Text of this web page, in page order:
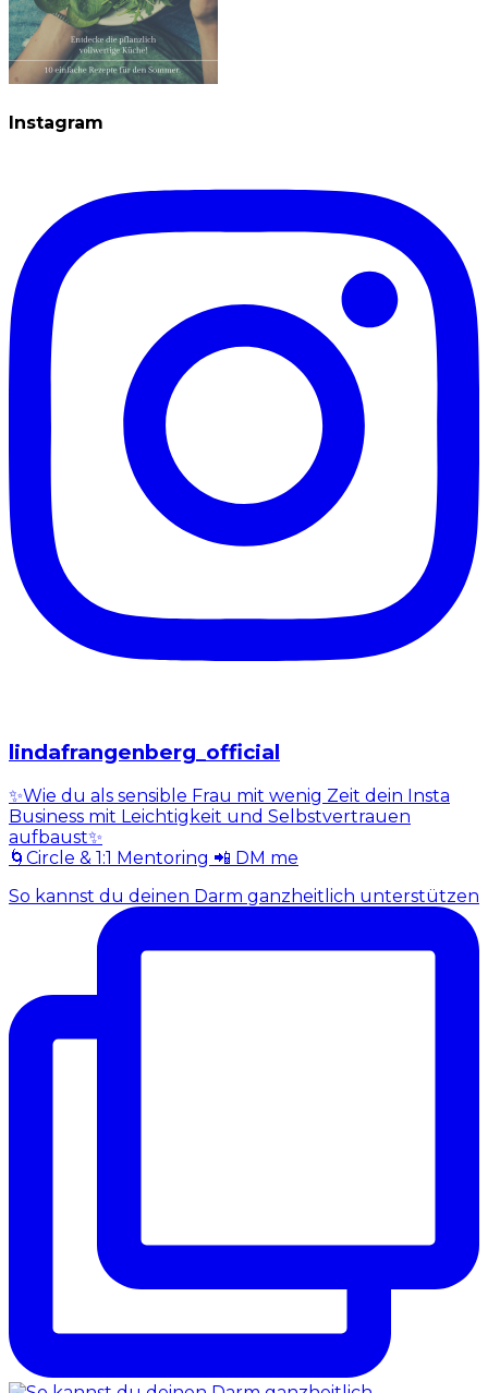
Instagram
lindafrangenberg_official
✨Wie du als sensible Frau mit wenig Zeit dein Insta
Business mit Leichtigkeit und Selbstvertrauen
aufbaust✨
🌀Circle & 1:1 Mentoring 📲 DM me
So kannst du deinen Darm ganzheitlich unterstützen